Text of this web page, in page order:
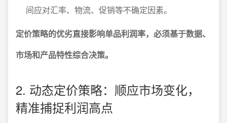
间应对汇率、物流、促销等不确定因素。
定价策略的优劣直接影响单品利润率，必须基于数据、
市场和产品特性综合决策。
2. 动态定价策略：顺应市场变化，
精准捕捉利润高点